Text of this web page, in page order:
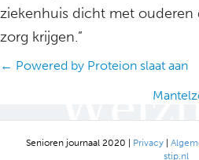
ziekenhuis dicht met ouderen
zorg krijgen.”
Posts
← Powered by Proteion slaat aan
Senioren journaal 2020 | Privacy|
stip.nl